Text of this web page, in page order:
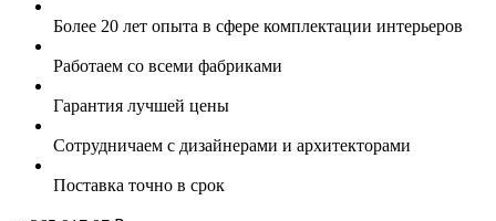
Более 20 лет опыта в сфере комплектации интерьеров
Работаем со всеми фабриками
Гарантия лучшей цены
Сотрудничаем с дизайнерами и архитекторами
Поставка точно в срок